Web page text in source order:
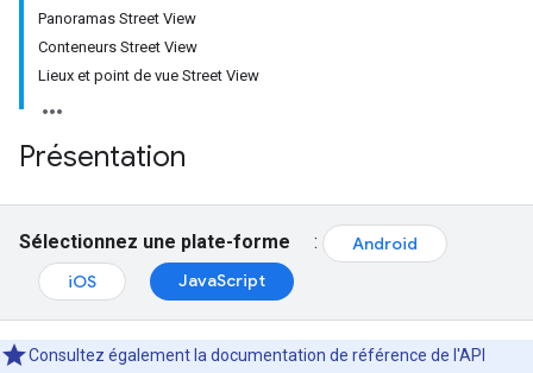
Panoramas Street View
Conteneurs Street View
Lieux et point de vue Street View
Présentation
Sélectionnez une plate-forme :
Android
iOS
JavaScript
Consultez également la documentation de référence de l'API